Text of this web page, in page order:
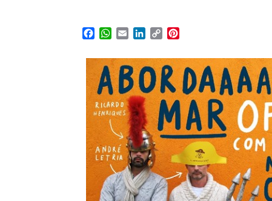
Facebook
WhatsApp
EmailLinkedIn
Copy